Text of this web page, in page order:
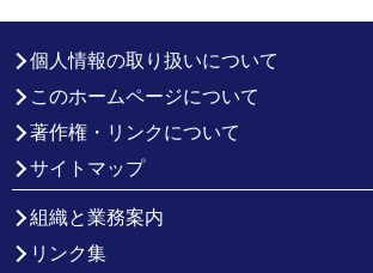
個人情報の取り扱いについて
このホームページについて
著作権・リンクについて
サイトマップ
組織と業務案内
リンク集